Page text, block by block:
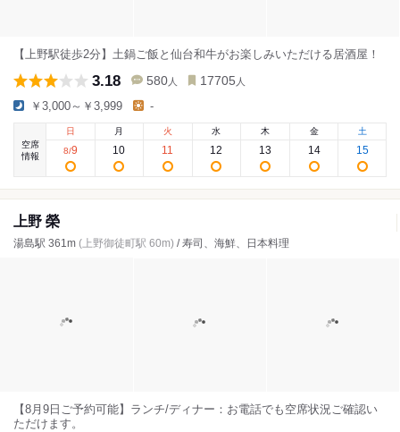
【上野駅徒歩2分】土鍋ご飯と仙台和牛がお楽しみいただける居酒屋！
3.18 580 人 17705 人
￥3,000～￥3,999 -
空席
情報
日
8/9
月
10
火
11
水
12
木
13
金
14
土
15
上野 榮
湯島駅 361m (上野御徒町駅 60m) / 寿司、海鮮、日本料理
【8月9日ご予約可能】ランチ/ディナー：お電話でも空席状況ご確認い
ただけます。